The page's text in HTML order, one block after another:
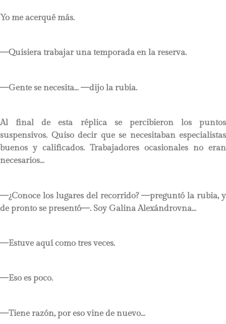
Yo me acerqué más.
—Quisiera trabajar una temporada en la reserva.
—Gente se necesita… —dijo la rubia.
Al final de esta réplica se percibieron los puntos
suspensivos. Quiso decir que se necesitaban especialistas
buenos y calificados. Trabajadores ocasionales no eran
necesarios…
—¿Conoce los lugares del recorrido? —preguntó la rubia, y
de pronto se presentó—. Soy Galina Alexándrovna…
—Estuve aquí como tres veces.
—Eso es poco.
—Tiene razón, por eso vine de nuevo…